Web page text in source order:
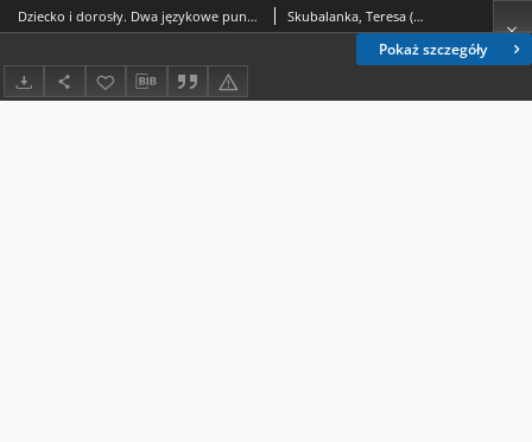
Pokaż szczegóły
Dziecko i dorosły. Dwa językowe punkty widzenia Skubalanka, Teresa (1928- )